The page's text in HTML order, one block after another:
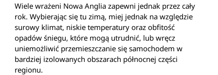
Wiele wrażeni Nowa Anglia zapewni jednak przez cały
rok. Wybierając się tu zimą, miej jednak na względzie
surowy klimat, niskie temperatury oraz obfitość
opadów śniegu, które mogą utrudnić, lub wręcz
uniemożliwić przemieszczanie się samochodem w
bardziej izolowanych obszarach północnej części
regionu.